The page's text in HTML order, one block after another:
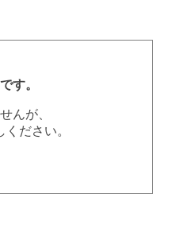
す。
んが、
ださい。